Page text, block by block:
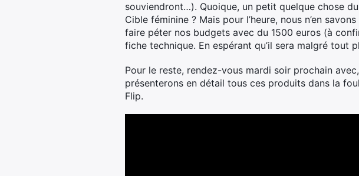
souviendront…). Quoique, un petit quelque chose
Cible féminine ? Mais pour l’heure, nous n’en
faire péter nos budgets avec du 1500 euros (à
fiche technique. En espérant qu’il sera malgré tout
Pour le reste, rendez-vous mardi soir prochain
présenterons en détail tous ces produits dans la
Flip.